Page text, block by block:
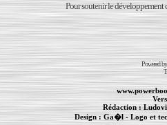
Pour soutenir le développement
Powered
Rédaction :
Design : Ga�l- Logo et